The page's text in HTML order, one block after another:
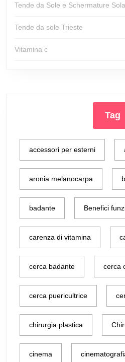
Tende da Sole e Schermature
Tende da sole Trieste
Vitamina c
Tag
accessori per esterni
aronia melanocarpa
badante Benefici
carenza di vitamina
cerca badante cerca
cerca puericultrice
chirurgia plastica
cinema